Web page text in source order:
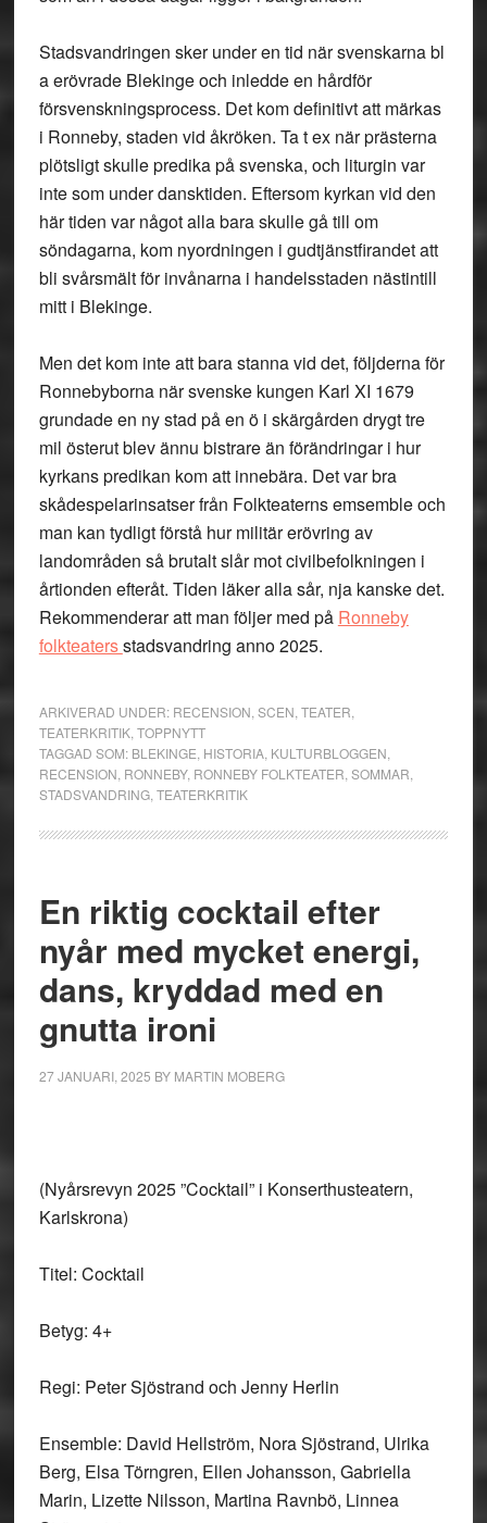
Stadsvandringen sker under en tid när svenskarna bl
a erövrade Blekinge och inledde en hårdför
försvenskningsprocess. Det kom definitivt att märkas
i Ronneby, staden vid åkröken. Ta t ex när prästerna
plötsligt skulle predika på svenska, och liturgin var
inte som under dansktiden. Eftersom kyrkan vid den
här tiden var något alla bara skulle gå till om
söndagarna, kom nyordningen i gudtjänstfirandet att
bli svårsmält för invånarna i handelsstaden nästintill
mitt i Blekinge.
Men det kom inte att bara stanna vid det, följderna för
Ronnebyborna när svenske kungen Karl XI 1679
grundade en ny stad på en ö i skärgården drygt tre
mil österut blev ännu bistrare än förändringar i hur
kyrkans predikan kom att innebära. Det var bra
skådespelarinsatser från Folkteaterns emsemble och
man kan tydligt förstå hur militär erövring av
landområden så brutalt slår mot civilbefolkningen i
årtionden efteråt. Tiden läker alla sår, nja kanske det.
Rekommenderar att man följer med på Ronneby
folkteatersstadsvandring anno 2025.
ARKIVERAD UNDER: RECENSION SCEN TEATER
TEATERKRITIK, TOPPNYTT
TAGGAD SOM: BLEKINGE HISTORIA, KULTURBLOGGEN
RECENSION RONNEBY, RONNEBY FOLKTEATER SOMMAR
STADSVANDRING, TEATERKRITIK
En riktig cocktail efter
nyår med mycket energi,
dans, kryddad med en
gnutta ironi
27 JANUARI, 2025 BY MARTIN MOBERG
(Nyårsrevyn 2025 ”Cocktail” i Konserthusteatern,
Karlskrona)
Titel: Cocktail
Betyg: 4+
Regi: Peter Sjöstrand och Jenny Herlin
Ensemble: David Hellström, Nora Sjöstrand, Ulrika
Berg, Elsa Törngren, Ellen Johansson, Gabriella
Marin, Lizette Nilsson, Martina Ravnbö, Linnea